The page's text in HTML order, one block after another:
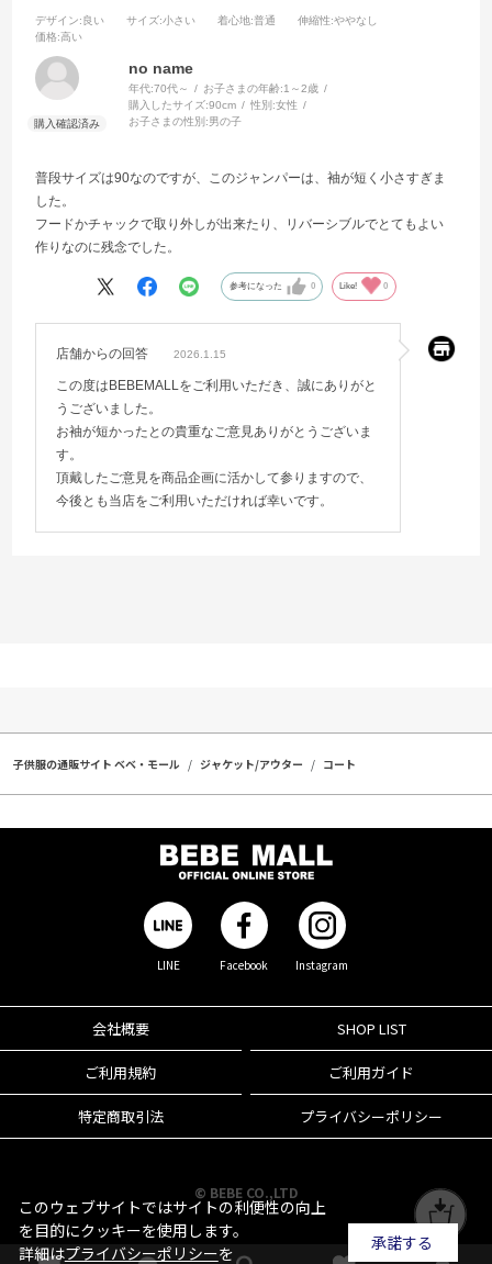
デザイン:良い サイズ:小さい 着心地:普通 伸縮性:ややなし
価格:高い
no name
年代:70代～ お子さまの年齢:1～2歳
購入したサイズ:90cm 性別:女性
お子さまの性別:男の子
普段サイズは90なのですが、このジャンパーは、袖が短く小さすぎま
した。
フードかチャックで取り外しが出来たり、リバーシブルでとてもよい
作りなのに残念でした。
参考になった 0 Like! 0
店舗からの回答 2026.1.15
この度はBEBEMALLをご利用いただき、誠にありがと
うございました。
お袖が短かったとの貴重なご意見ありがとうございま
す。
頂戴したご意見を商品企画に活かして参りますので、
今後とも当店をご利用いただければ幸いです。
子供服の通販サイト ベベ・モール ジャケット/アウター コート
LINE Facebook Instagram
会社概要 SHOP LIST
ご利用規約 ご利用ガイド
特定商取引法 プライバシーポリシー
© BEBE CO.,LTD
このウェブサイトではサイトの利便性の向上
を目的にクッキーを使用します。
詳細はプライバシーポリシーを
承諾する